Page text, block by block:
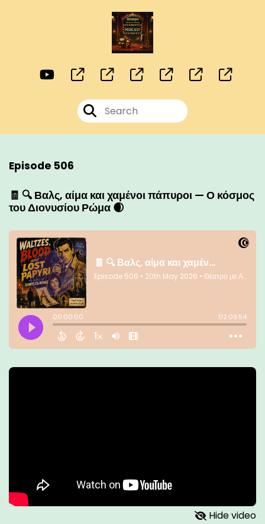
Episode 506
🧾 🔍 Βαλς, αίμα και χαμένοι πάπυροι — Ο κόσμος
του Διονυσίου Ρώμα 🌒
Hide video